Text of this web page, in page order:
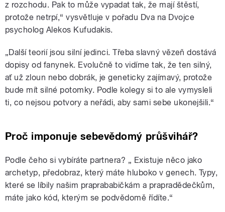
z rozchodu. Pak to může vypadat tak, že mají štěstí,
protože netrpí,“ vysvětluje v pořadu Dva na Dvojce
psycholog Alekos Kufudakis.
„Další teorií jsou silní jedinci. Třeba slavný vězeň dostává
dopisy od fanynek. Evolučně to vidíme tak, že ten silný,
ať už zloun nebo dobrák, je geneticky zajímavý, protože
bude mít silné potomky. Podle kolegy si to ale vymysleli
ti, co nejsou potvory a neřádi, aby sami sebe ukonejšili.“
Proč imponuje sebevědomý průšvihář?
Podle čeho si vybíráte partnera? „ Existuje něco jako
archetyp, předobraz, který máte hluboko v genech. Typy,
které se líbily našim praprababičkám a prapradědečkům,
máte jako kód, kterým se podvědomě řídíte.“